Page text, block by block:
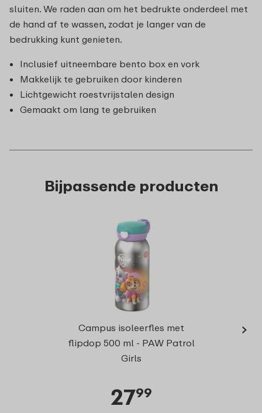
sluiten. We raden aan om het bedrukte onderdeel met
de hand af te wassen, zodat je langer van de
bedrukking kunt genieten.
Inclusief uitneembare bento box en vork
Makkelijk te gebruiken door kinderen
Lichtgewicht roestvrijstalen design
Gemaakt om lang te gebruiken
Bijpassende producten
Campus isoleerfles met
flipdop 500 ml - PAW Patrol
Girls
2799
›